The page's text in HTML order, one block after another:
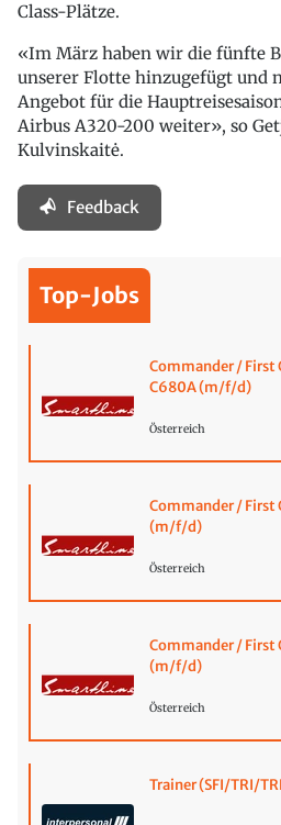
Class-Plätze.
«Im März haben wir die fünfte
unserer Flotte hinzugefügt und
Angebot für die
Airbus A320-200 weiter», so
Kulvinskaitė.
Feedback
Top-Jobs
Commander / First
C680A (m/f/d)
Österreich
Commander / First
(m/f/d)
Österreich
Commander / First
(m/f/d)
Österreich
Trainer (SFI/TRI/